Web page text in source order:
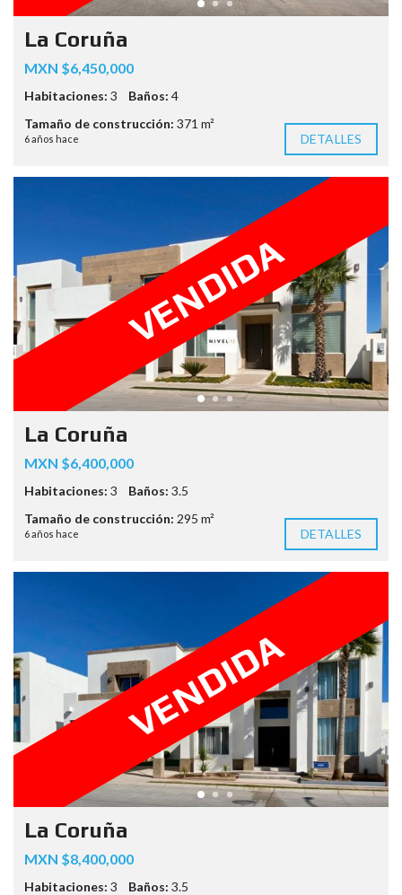
La Coruña
MXN $6,450,000
Habitaciones: 3 Baños: 4
Tamaño de construcción: 371 m²
6 años hace DETALLES
VENDIDA
La Coruña
MXN $6,400,000
Habitaciones: 3 Baños: 3.5
Tamaño de construcción: 295 m²
6 años hace DETALLES
VENDIDA
La Coruña
MXN $8,400,000
Habitaciones: 3 Baños: 3.5